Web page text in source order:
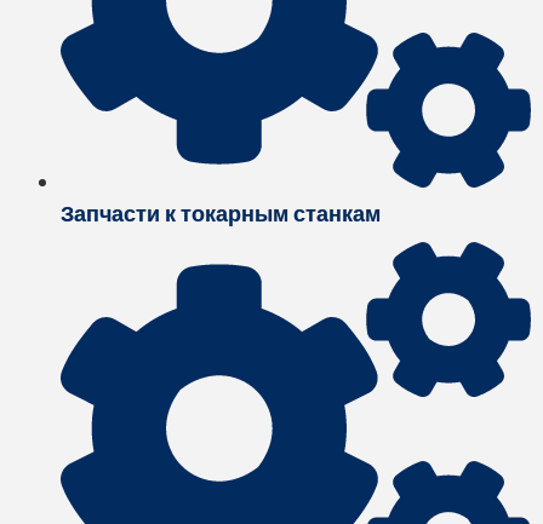
Запчасти к токарным станкам